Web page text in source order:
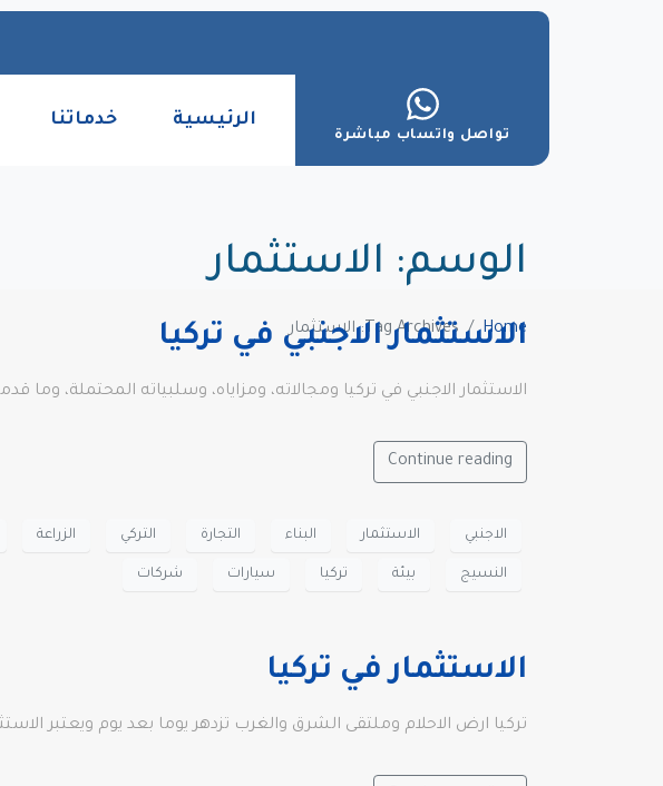
تواصل واتساب مباشرة
الرئيسية خدماتنا
الوسم: الاستثمار
Home Tag Archives: الاستثمار
الاستثمار الاجنبي في تركيا
الاستثمار الاجنبي في تركيا ومجالاته، ومزاياه، وسلبياته المحتملة، وما
Continue reading
الاجنبي الاستثمار البناء التجارة التركي الزراعة
النسيج بيئة تركيا سيارات شركات
الاستثمار في تركيا
تركيا ارض الاحلام وملتقى الشرق والغرب تزدهر يوما بعد يوم ويعتبر